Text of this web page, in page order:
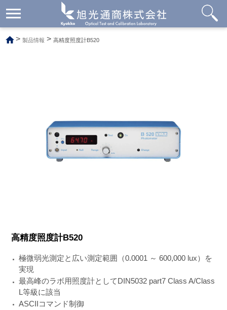
メ
ニ
ュ>製品情報 >高精度照度計B520
高精度照度計B520
極微弱光測定と広い測定範囲（0.0001 ～ 600,000 lux）を
実現
最高峰のラボ用照度計としてDIN5032 part7 Class A/Class
L等級に該当
ASCIIコマンド制御